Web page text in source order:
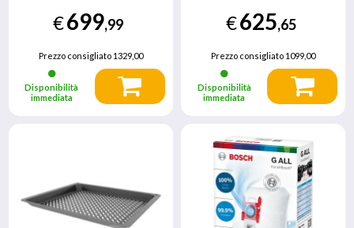
Acciaio inossidabile - EX
DEMO prodotto con
imballo aperto
ammaccato sul lato
€699,99
Prezzo consigliato1329,00
Disponibilità
immediata
cm Classe A
€625,65
Prezzo consigliato 1099,00
Disponibilità
immediata